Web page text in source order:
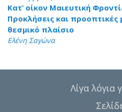
Κατ’ οίκον Μαιευτική
Προκλήσεις και
θεσμικό πλαίσιο
Ελένη Σαγώνα
Λίγα λόγια